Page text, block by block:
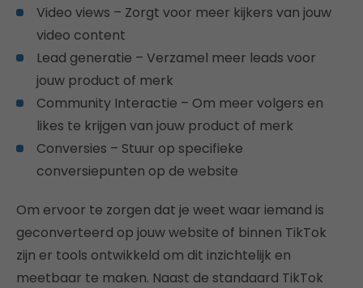
Video views – Zorgt voor meer kijkers van jouw
video content
Lead generatie – Verzamel meer leads voor
jouw product of merk
Community Interactie – Om meer volgers en
likes te krijgen van jouw product of merk
Conversies – Stuur op specifieke
conversiepunten op de website
Om ervoor te zorgen dat je weet waar iemand is
geconverteerd op jouw website of binnen TikTok
zijn er tools ontwikkeld om dit inzichtelijk en
meetbaar te maken. Naast de standaard TikTok